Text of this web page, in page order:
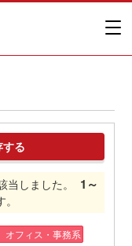
る
しました。
1～
オフィス・事務系